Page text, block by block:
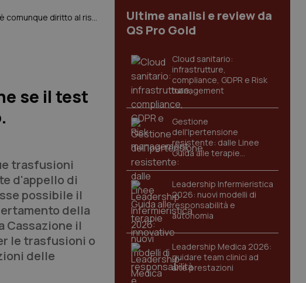
Aveva contratto l’epatite C dopo trasfusioni nel 1983. Anche se il test arriverà solo nel 1988 c’è comunque diritto al risarcimento. Cassazione accoglie ricorso
se il test
trasfusioni
d'appello di
possibile il
della
Cassazione il
le trasfusioni o
delle
Ultime analisi e review da
QS Pro Gold
Cloud sanitario:
infrastrutture,
compliance, GDPR e Risk
management
Gestione
dell'Ipertensione
resistente: dalle Linee
Guida alle terapie
innovative
Leadership Infermieristica
2026: nuovi modelli di
responsabilità e
autonomia
Leadership Medica 2026:
guidare team clinici ad
alte prestazioni